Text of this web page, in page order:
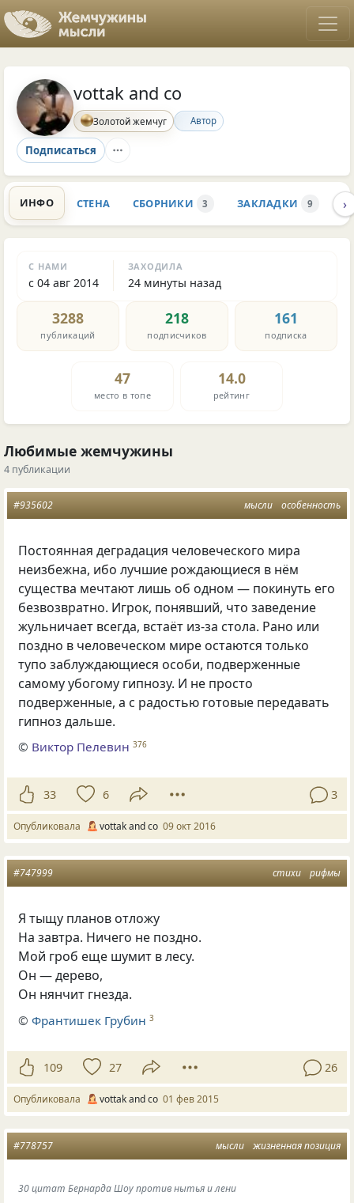
vottak and co
Золотой жемчуг Автор
Подписаться
ИНФО СТЕНА СБОРНИКИ 3 ЗАКЛАДКИ 9 ›
С НАМИ
с 04 авг 2014
ЗАХОДИЛА
24 минуты назад
3288
публикаций
218
подписчиков
161
подписка
47
место в топе
14.0
рейтинг
Любимые жемчужины
4 публикации
мысли особенность
#935602
Постоянная деградация человеческого мира
неизбежна, ибо лучшие рождающиеся в нём
существа мечтают лишь об одном — покинуть его
безвозвратно. Игрок, понявший, что заведение
жульничает всегда, встаёт из-за стола. Рано или
поздно в человеческом мире остаются только
тупо заблуждающиеся особи, подверженные
самому убогому гипнозу. И не просто
подверженные, а с радостью готовые передавать
гипноз дальше.
© Виктор Пелевин 376
33 6 3
Опубликовала vottak and co 09 окт 2016
стихи рифмы
#747999
Я тыщу планов отложу
На завтра. Ничего не поздно.
Мой гроб еще шумит в лесу.
Он — дерево,
Он нянчит гнезда.
©Франтишек Грубин 3
109 27 26
Опубликовала vottak and co 01 фев 2015
мысли жизненная позиция
#778757
30 цитат Бернарда Шоу против нытья и лени